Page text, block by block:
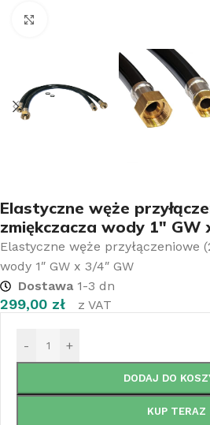
Elastyczne węże
zmiękczacza wody 1″ GW
Elastyczne węże przyłączeniowe
wody 1″ GW x 3/4″ GW
Dostawa1-3 dn
299,00 zł z VAT
- +
DODAJ DO
KUP TERAZ